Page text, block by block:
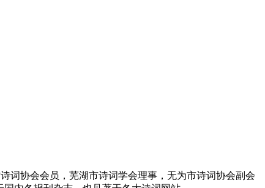
协会会员，芜湖市诗词学会理事，无为市诗词协会副会